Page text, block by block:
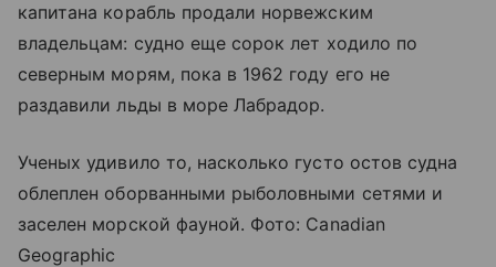
капитана корабль продали норвежским
владельцам: судно еще сорок лет ходило по
северным морям, пока в 1962 году его не
раздавили льды в море Лабрадор.
Ученых удивило то, насколько густо остов судна
облеплен оборванными рыболовными сетями и
заселен морской фауной. Фото: Canadian
Geographic